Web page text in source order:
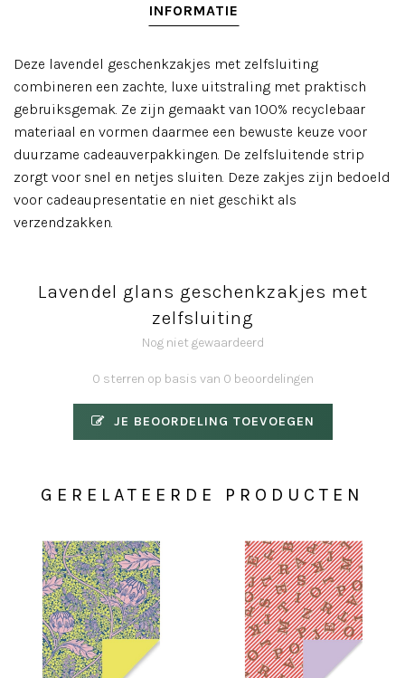
INFORMATIE
Deze lavendel geschenkzakjes met zelfsluiting
combineren een zachte, luxe uitstraling met praktisch
gebruiksgemak. Ze zijn gemaakt van 100% recyclebaar
materiaal en vormen daarmee een bewuste keuze voor
duurzame cadeauverpakkingen. De zelfsluitende strip
zorgt voor snel en netjes sluiten. Deze zakjes zijn bedoeld
voor cadeaupresentatie en niet geschikt als
verzendzakken.
Lavendel glans geschenkzakjes met
zelfsluiting
Nog niet gewaardeerd
0 sterren op basis van 0 beoordelingen
JE BEOORDELING TOEVOEGEN
GERELATEERDE PRODUCTEN